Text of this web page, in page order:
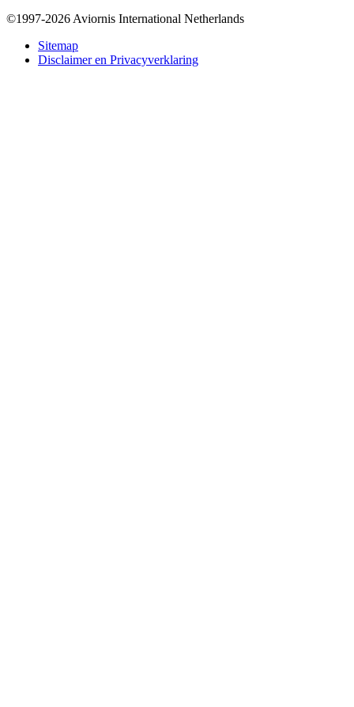
Bottom
©1997-2026 Aviornis International Netherlands
Sitemap
Disclaimer en Privacyverklaring